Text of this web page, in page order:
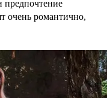
предпочтение
очень романтично,